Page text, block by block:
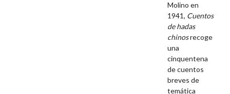
Molino en
1941, Cuentos
de hadas
chinosrecoge
una
cinquentena
de cuentos
breves de
temática